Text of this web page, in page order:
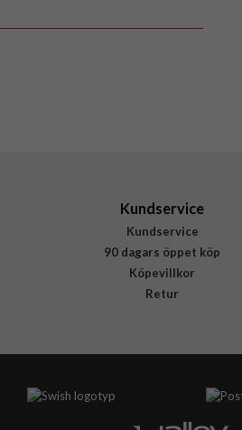
Kundservice
Kundservice
90 dagars öppet köp
Köpevillkor
Retur